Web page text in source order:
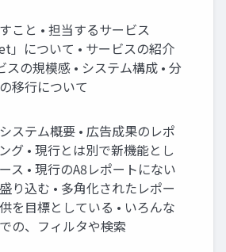
こと • 担当するサービス
」について • サービスの紹介
スの規模感 • システム構成 • 分
移行について
ステム概要 • 広告成果のレポ
グ • 現行とは別で新機能とし
ス • 現行のA8レポートにない
り込む • 多角化されたレポー
を目標としている • いろんな
の、フィルタや検索